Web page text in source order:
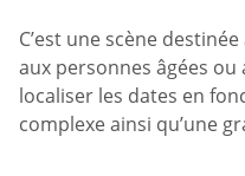
C’est une scène
aux personnes âgées
localiser les dates en
complexe ainsi qu’une